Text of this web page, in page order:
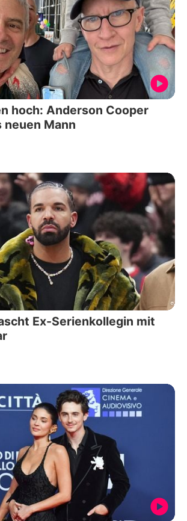
hoch: Anderson Cooper
Mann
Ex-Serienkollegin mit